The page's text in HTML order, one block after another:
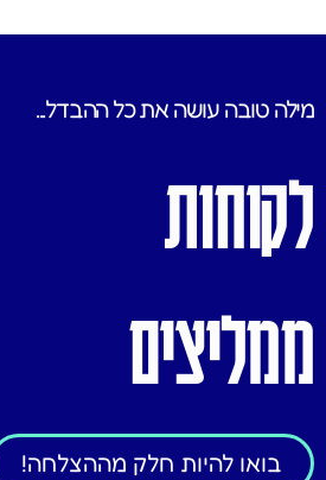
מילה טובה עושה את כל ההבדל...
לקוחות
ממליצים
בואו להיות חלק מההצלחה!